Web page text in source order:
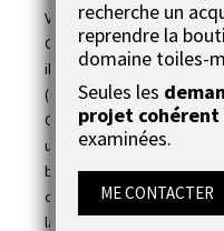
Vous avez là untableau
Composé de trois
il permet de faire une
(40x60)+(80x30)+(40x50)
C'est unecomposition
une peinture acrylique
beaucoup d'intensité et de
concentration pigmentaire
la lumière. (jaune, rouge,
recherche un
reprendre la
domaine toiles-
Seules les
projet
examinées.
ME CONTACTER